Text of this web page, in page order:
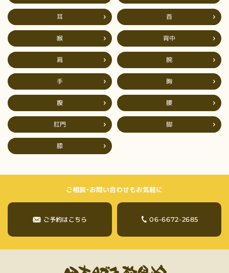
耳 首
喉 背中
肩 腕
手 胸
腹 腰
肛門 脚
膝
ご相談・お問い合わせもお気軽に
ご予約はこちら 06-6672-2685